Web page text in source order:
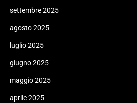
settembre 2025
agosto 2025
luglio 2025
giugno 2025
maggio 2025
aprile 2025